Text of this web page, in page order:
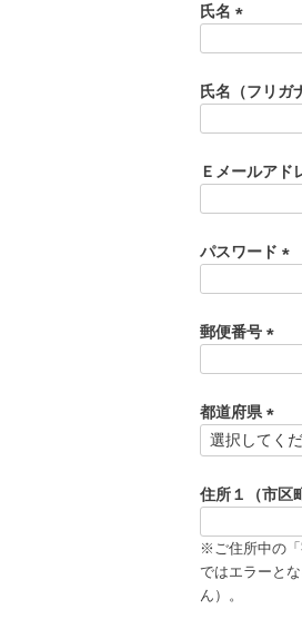
氏名
須
)
氏名（フリガ
Ｅメールアド
パスワード
)
郵便番号
須
)
都道府県
(
須
)
住所１（市区
※ご住所中の「
ではエラーと
ん）。